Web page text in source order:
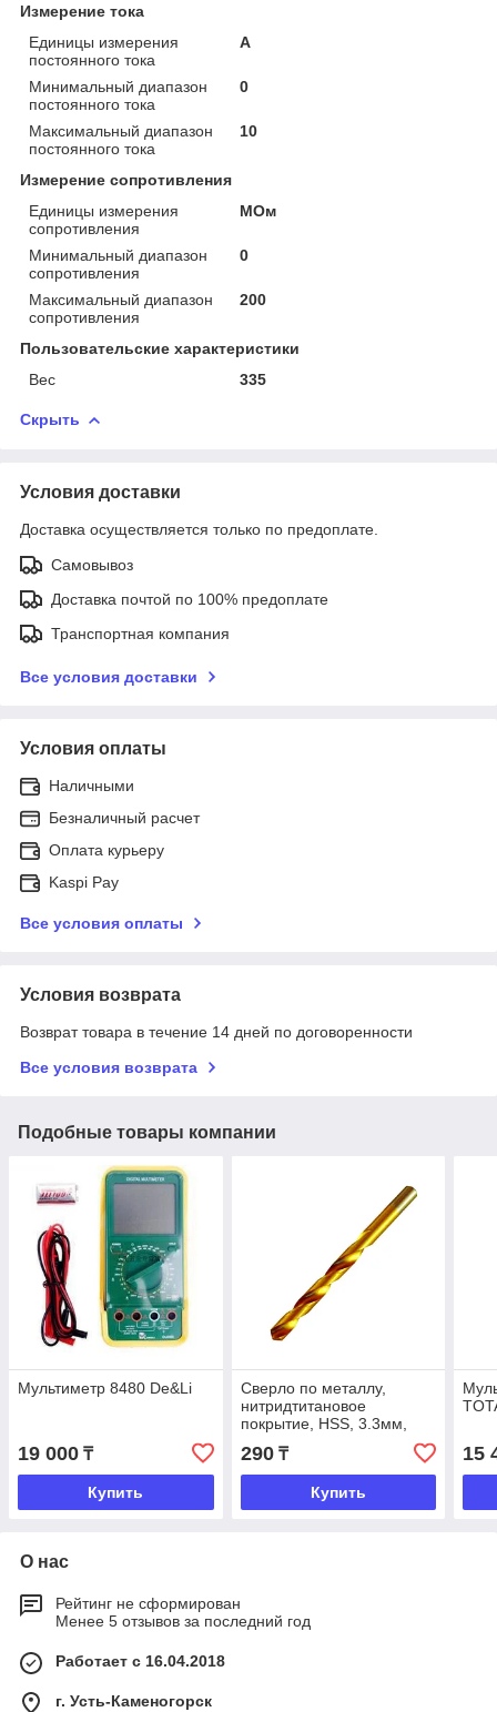
Измерение тока
Единицы измерения
постоянного тока
А
Минимальный диапазон
постоянного тока
0
Максимальный диапазон
постоянного тока
10
Измерение сопротивления
Единицы измерения
сопротивления
МОм
Минимальный диапазон
сопротивления
0
Максимальный диапазон
сопротивления
200
Пользовательские характеристики
Вес
335
Скрыть
Условия доставки
Доставка осуществляется только по предоплате.
Самовывоз
Доставка почтой по 100% предоплате
Транспортная компания
Все условия доставки
Условия оплаты
Наличными
Безналичный расчет
Оплата курьеру
Kaspi Pay
Все условия оплаты
Условия возврата
Возврат товара в течение 14 дней по договоренности
Все условия возврата
Подобные товары компании
Мультиметр 8480 De&Li
19 000 ₸
Купить
Сверло по металлу,
нитридтитановое
покрытие, HSS, 3.3мм,
290₸
Купить
15
О нас
Рейтинг не сформирован
Менее 5 отзывов за последний год
Работает с 16.04.2018
г. Усть-Каменогорск